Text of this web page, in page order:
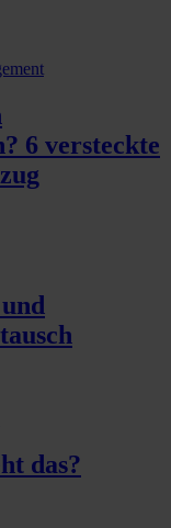
6 versteckte
das?